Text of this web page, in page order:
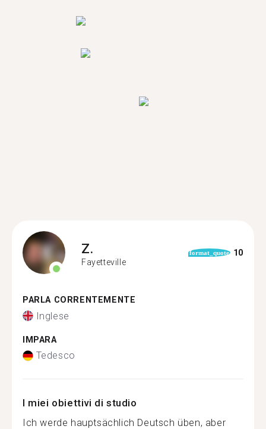
Z.
Fayetteville
format_quote 10
PARLA CORRENTEMENTE
Inglese
IMPARA
Tedesco
I miei obiettivi di studio
Ich werde hauptsächlich Deutsch üben, aber